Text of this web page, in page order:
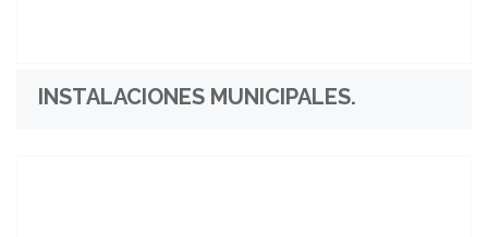
INSTALACIONES MUNICIPALES.